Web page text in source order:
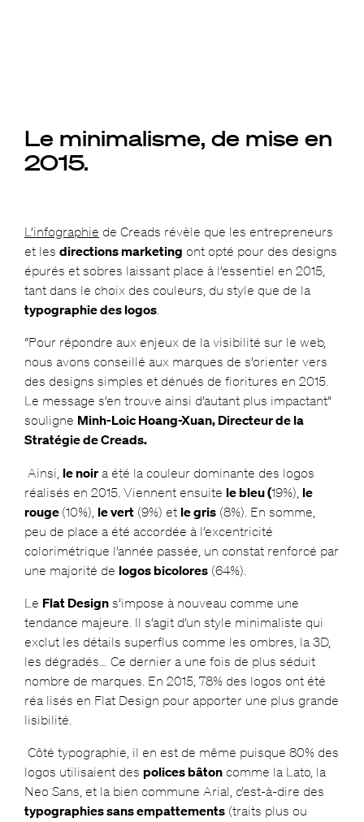
Le minimalisme, de mise en
2015.
L’infographie de Creads révèle que les entrepreneurs
et les directions marketing ont opté pour des designs
épurés et sobres laissant place à l’essentiel en 2015,
tant dans le choix des couleurs, du style que de la
typographie des logos.
“Pour répondre aux enjeux de la visibilité sur le web,
nous avons conseillé aux marques de s’orienter vers
des designs simples et dénués de fioritures en 2015.
Le message s’en trouve ainsi d’autant plus impactant”
souligne Minh-Loic Hoang-Xuan, Directeur de la
Stratégie de Creads.
Ainsi, le noira été la couleur dominante des logos
réalisés en 2015. Viennent ensuite le bleu (19%), le
rouge (10%), le vert(9%) et le gris(8%). En somme,
peu de place a été accordée à l’excentricité
colorimétrique l’année passée, un constat renforcé par
une majorité de logos bicolores(64%).
Le Flat Designs’impose à nouveau comme une
tendance majeure. Il s’agit d’un style minimaliste qui
exclut les détails superflus comme les ombres, la 3D,
les dégradés… Ce dernier a une fois de plus séduit
nombre de marques. En 2015, 78% des logos ont été
réa lisés en Flat Design pour apporter une plus grande
lisibilité.
Côté typographie, il en est de même puisque 80% des
logos utilisaient des polices bâtoncomme la Lato, la
Neo Sans, et la bien commune Arial, c’est-à-dire des
typographies sans empattements(traits plus ou